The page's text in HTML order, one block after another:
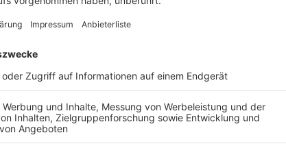
©Susanne Edl